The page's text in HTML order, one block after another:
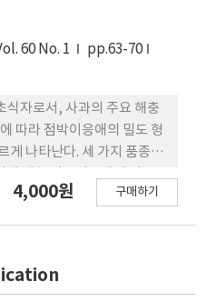
사과원 응애류의 생물적 방
60 No. 1
pp.63-70
식자로서, 사과의 주요 해충
따라 점박이응애의 밀도 형
게 나타난다. 세 가지 품종,
산란능력이 다른지를 시험
명은 후지에서 가장 짧았다.
4,000원 구매하기